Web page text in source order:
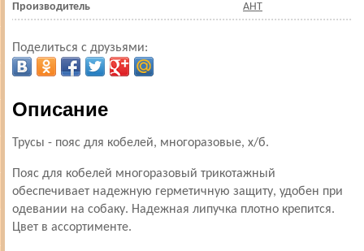
Производитель АНТ
Поделиться с друзьями:
Описание
Трусы - пояс для кобелей, многоразовые, х/б.
Пояс для кобелей многоразовый трикотажный
обеспечивает надежную герметичную защиту, удобен при
одевании на собаку. Надежная липучка плотно крепится.
Цвет в ассортименте.